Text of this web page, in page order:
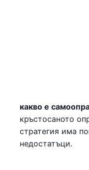
какво е
кръстосаното
стратегия има
недостатъци.